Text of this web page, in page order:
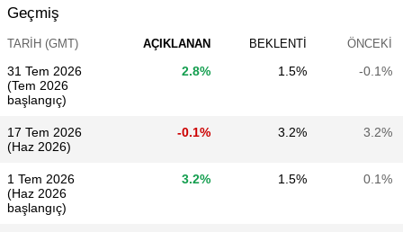
Geçmiş
TARIH (GMT) AÇIKLANAN BEKLENTI ÖNCEKI
31 Tem 2026
(Tem 2026
başlangıç)
2.8% 1.5% -0.1%
17 Tem 2026
(Haz 2026)
-0.1% 3.2% 3.2%
1 Tem 2026
(Haz 2026
başlangıç)
3.2% 1.5% 0.1%